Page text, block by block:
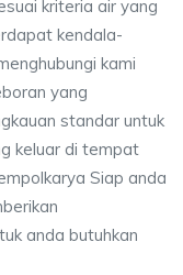
kriteria air yang
kendala-
kami
yang
standar untuk
keluar di tempat
Siap anda
anda butuhkan